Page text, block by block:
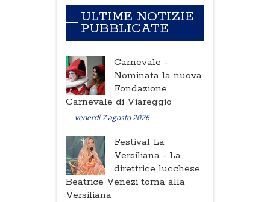
ULTIME NOTIZIE
PUBBLICATE
Carnevale -
Nominata la nuova
Fondazione
Carnevale di Viareggio
venerdì 7 agosto 2026
Festival La
Versiliana - La
direttrice lucchese
Beatrice Venezi torna alla
Versiliana